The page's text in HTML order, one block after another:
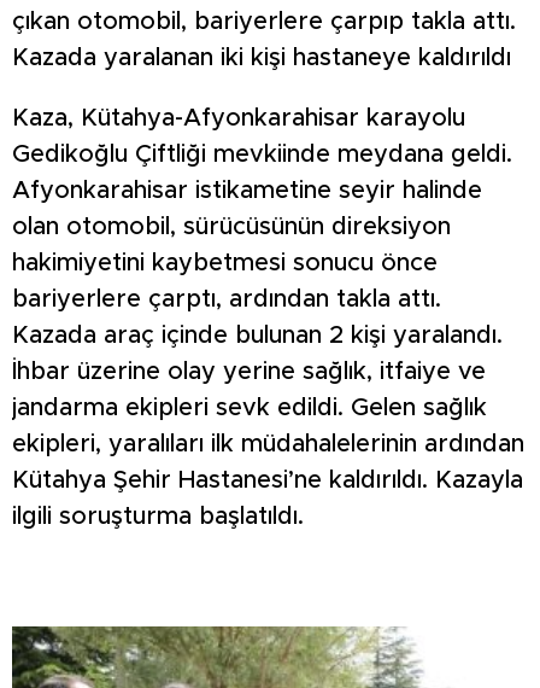
çıkan otomobil, bariyerlere çarpıp takla attı.
Kazada yaralanan iki kişi hastaneye kaldırıldı
Kaza, Kütahya-Afyonkarahisar karayolu
Gedikoğlu Çiftliği mevkiinde meydana geldi.
Afyonkarahisar istikametine seyir halinde
olan otomobil, sürücüsünün direksiyon
hakimiyetini kaybetmesi sonucu önce
bariyerlere çarptı, ardından takla attı.
Kazada araç içinde bulunan 2 kişi yaralandı.
İhbar üzerine olay yerine sağlık, itfaiye ve
jandarma ekipleri sevk edildi. Gelen sağlık
ekipleri, yaralıları ilk müdahalelerinin ardından
Kütahya Şehir Hastanesi’ne kaldırıldı. Kazayla
ilgili soruşturma başlatıldı.